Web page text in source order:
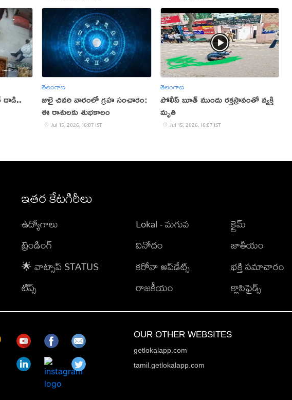
దాడి..
తెలంగాణ
జులై చివరి వారంలో గ్రహ సంచారం:
ఈ రాశులకు శుభకాలం
Jul 15, 2026, 16:07 IST
తెలంగాణ
పోలీస్‌ బూత్‌ ముందు రక్తస్రావంతో వ్యక్తి
మృతి
Jul 15, 2026, 16:07 IST
ఇతర కేటగిరీలు
ఉద్యోగాలు
ట్రెండింగ్
🌟 వాట్సాప్ STATUS
టిప్స్
Lokal - మగువ
వినోదం
కరోనా అప్‌డేట్స్
రాజకీయం
క్రైమ్
జాతీయం
భక్తి సమాచారం
క్లాసిఫైడ్స్
OUR OTHER WEBSITES
getlokalapp.com
tamil.getlokalapp.com